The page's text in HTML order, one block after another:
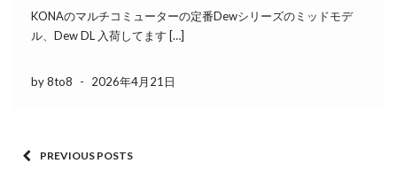
KONAのマルチコミューターの定番Dewシリーズのミッドモデ
ル、Dew DL 入荷してます […]
by 8to8 - 2026年4月21日
PREVIOUS POSTS